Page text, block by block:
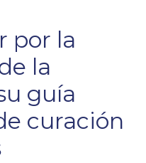
por la
la
guía
curación